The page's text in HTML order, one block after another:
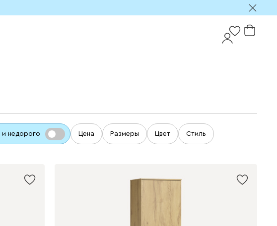
и недорого Цена Размеры Цвет Стиль